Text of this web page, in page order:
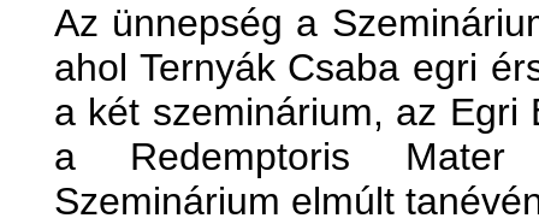
Az ünnepség a
ahol Ternyák Csaba egri
a két szeminárium, az Egri
a Redemptoris Mater
Szeminárium elmúlt